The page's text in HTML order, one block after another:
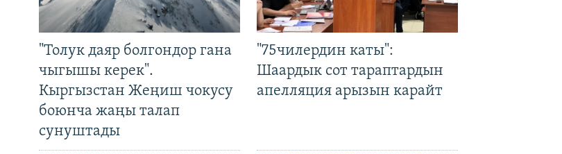
"Толук даяр болгондор гана
чыгышы керек".
Кыргызстан Жеңиш чокусу
боюнча жаңы талап
сунуштады
"75чилердин каты":
Шаардык сот тараптардын
апелляция арызын карайт